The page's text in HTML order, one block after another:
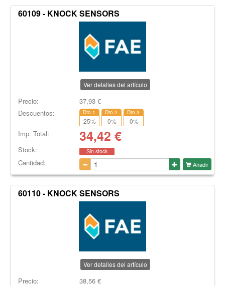
60109 - KNOCK SENSORS
Ver detalles del artículo
Precio: 37,93€
Descuentos:
Dto.1
25%
Dto.2
0%
Dto.3
0%
Imp. Total: 34,42 €
Stock: Sin stock
Cantidad: Añadir
60110 - KNOCK SENSORS
Ver detalles del artículo
Precio: 38,56€